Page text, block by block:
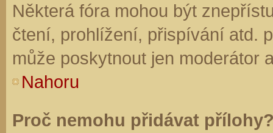
Některá fóra mohou být
čtení, prohlížení, přispívání atd.
může poskytnout jen moderátor
Nahoru
Proč nemohu přidávat